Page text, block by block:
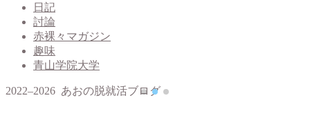
日記
討論
赤裸々マガジン
趣味
青山学院大学
2022–2026 あおの脱就活ブログ